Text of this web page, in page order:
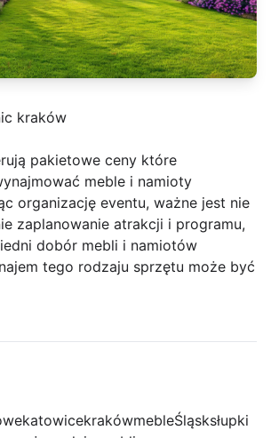
kraków
pakietowe ceny które
meble i namioty
organizację eventu, ważne jest nie
zaplanowanie atrakcji i programu,
dobór mebli i namiotów
tego rodzaju sprzętu może być
katowicekrakówmebleŚląsksłupki